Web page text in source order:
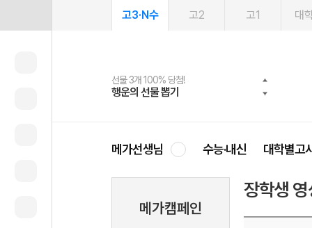
고3·N수 고2 고1 대
선물 3개 100% 당첨!
행운의 선물 뽑기
선물 100% 증정!
메가스터디 X 올리브
여름방학 스터디 캐시백
메가런 썸머스쿨
2027 러셀 단과
강사 공개선발
스마트러닝앱
설문 EVENT
메가패스
3일 무료 체험권
메가패스 수강생 무료혜택!
메가클럽 멤버십
사회공헌 캠페인
희망이룸 메가나눔
메가선생님 수능·내신 대학별고
메가캠페인
장학생